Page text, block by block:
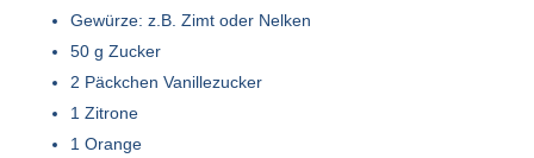
Gewürze: z.B. Zimt oder Nelken
50 g Zucker
2 Päckchen Vanillezucker
1 Zitrone
1 Orange